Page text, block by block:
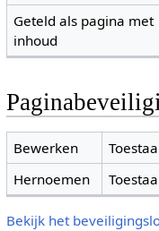
Geteld als pagina met
inhoud
Bewerken
Hernoemen
Bekijk het